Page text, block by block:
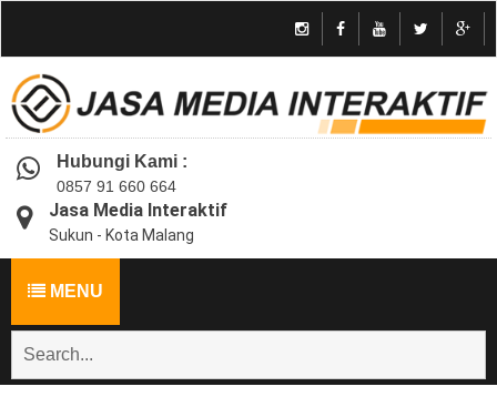
Hubungi Kami :
0857 91 660 664
Jasa Media Interaktif
Sukun - Kota Malang
MENU